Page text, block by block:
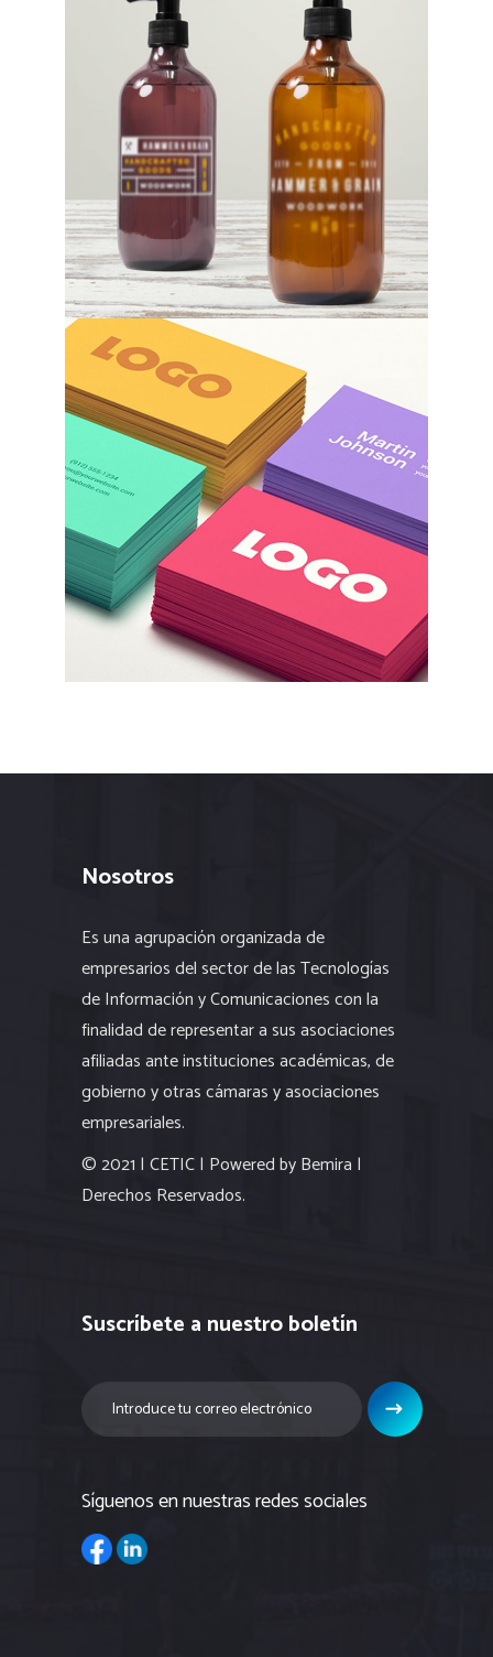
Underground
Hits
Best Solutions
Nosotros
Es una agrupación organizada de
empresarios del sector de las Tecnologías
de Información y Comunicaciones con la
finalidad de representar a sus asociaciones
afiliadas ante instituciones académicas, de
gobierno y otras cámaras y asociaciones
empresariales.
© 2021 | CETIC | Powered by Bemira |
Derechos Reservados.
Suscríbete a nuestro boletín
Síguenos en nuestras redes sociales